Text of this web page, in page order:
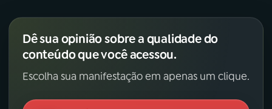
06VIDEOCASTS
07ÚLTIMAS
FESTIVAL DE MÚSICA
Dê sua opinião sobre a qualidade do
conteúdo que você acessou.
Escolha sua manifestação em apenas um clique.